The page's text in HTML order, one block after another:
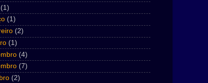
(1)
(1)
(2)
(1)
(4)
(7)
(2)